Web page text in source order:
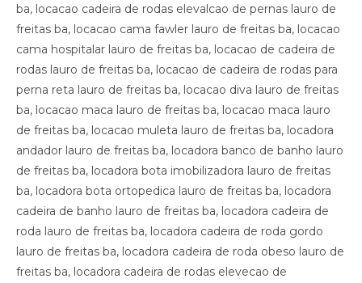
ba, locacao cadeira de rodas elevalcao de pernas lauro de
freitas ba, locacao cama fawler lauro de freitas ba, locacao
cama hospitalar lauro de freitas ba, locacao de cadeira de
rodas lauro de freitas ba, locacao de cadeira de rodas para
perna reta lauro de freitas ba, locacao diva lauro de freitas
ba, locacao maca lauro de freitas ba, locacao maca lauro
de freitas ba, locacao muleta lauro de freitas ba, locadora
andador lauro de freitas ba, locadora banco de banho lauro
de freitas ba, locadora bota imobilizadora lauro de freitas
ba, locadora bota ortopedica lauro de freitas ba, locadora
cadeira de banho lauro de freitas ba, locadora cadeira de
roda lauro de freitas ba, locadora cadeira de roda gordo
lauro de freitas ba, locadora cadeira de roda obeso lauro de
freitas ba, locadora cadeira de rodas elevecao de